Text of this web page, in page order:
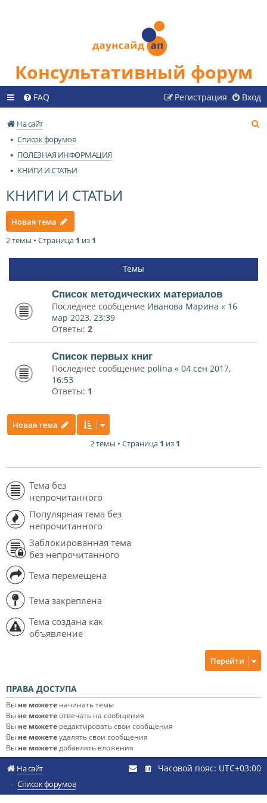
Консультативный форум
FAQ Вход
Регистрация
На сайт
Список форумов
ПОЛЕЗНАЯ ИНФОРМАЦИЯ
КНИГИ И СТАТЬИ
КНИГИ И СТАТЬИ
Новая тема
2 темы • Страница 1 из 1
Темы
Список методических материалов
Последнее сообщение Иванова Марина « 16
мар 2023, 23:39
Ответы: 2
Список первых книг
Последнее сообщение polina « 04 сен 2017,
16:53
Ответы: 1
Новая тема
2 темы • Страница 1 из 1
Тема без
непрочитанного
Популярная тема без
непрочитанного
Заблокированная тема
без непрочитанного
Тема перемещена
Тема закреплена
Тема создана как
объявление
Перейти
ПРАВА ДОСТУПА
Вы не можете начинать темы
Вы не можетеотвечать на сообщения
Вы не можете редактировать свои сообщения
Вы не можетеудалять свои сообщения
Вы не можетедобавлять вложения
На сайт
Список форумов
Часовой пояс: UTC+03:00